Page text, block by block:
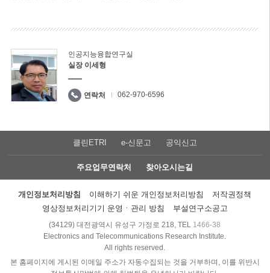
인공지능융합연구실
실장 이세형
연락처 062-970-6596
클린ETRI e-신문고 공익신고
주요업무연락처 찾아오시는길
개인정보처리방침 이해하기 쉬운 개인정보처리방침
저작권정책
영상정보처리기기 운영ㆍ관리 방침
부설연구소공고
(34129) 대전광역시 유성구 가정로 218, TEL 1466-38
Electronics and Telecommunications Research Institute.
All rights reserved.
본 홈페이지에 게시된 이메일 주소가 자동수집되는 것을 거부하며, 이를 위반시